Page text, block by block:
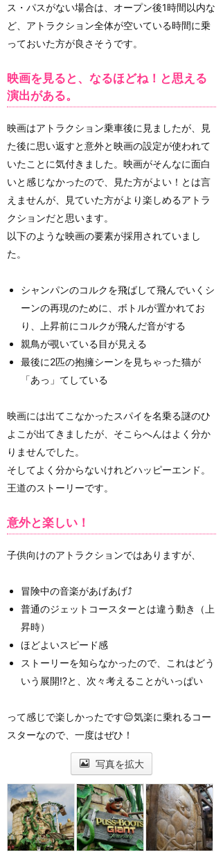
ス・パスがない場合は、オープン後1時間以内な
ど、アトラクション全体が空いている時間に乗
っておいた方が良さそうです。
映画を見ると、なるほどね！と思える
演出がある。
映画はアトラクション乗車後に見ましたが、見
た後に思い返すと意外と映画の設定が使われて
いたことに気付きました。映画がそんなに面白
いと感じなかったので、見た方がよい！とは言
えませんが、見ていた方がより楽しめるアトラ
クションだと思います。
以下のような映画の要素が採用されていまし
た。
シャンパンのコルクを飛ばして飛んでいくシ
ーンの再現のために、ボトルが置かれてお
り、上昇前にコルクが飛んだ音がする
親鳥が覗いている目が見える
最後に2匹の抱擁シーンを見ちゃった猫が
「あっ」てしている
映画には出てこなかったスパイを名乗る謎のひ
よこが出てきましたが、そこらへんはよく分か
りませんでした。
そしてよく分からないけれどハッピーエンド。
王道のストーリーです。
意外と楽しい！
子供向けのアトラクションではありますが、
冒険中の音楽があげあげ⤴️
普通のジェットコースターとは違う動き（上
昇時）
ほどよいスピード感
ストーリーを知らなかったので、これはどう
いう展開⁉️と、次々考えることがいっぱい
って感じで楽しかったです😌気楽に乗れるコー
スターなので、一度はぜひ！
写真を拡大